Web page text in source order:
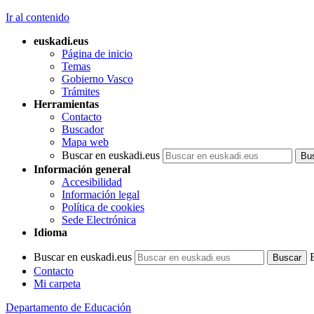
Ir al contenido
euskadi.eus
Página de inicio
Temas
Gobierno Vasco
Trámites
Herramientas
Contacto
Buscador
Mapa web
Buscar en euskadi.eus
Información general
Accesibilidad
Información legal
Política de cookies
Sede Electrónica
Idioma
Buscar en euskadi.eus
Contacto
Mi carpeta
Departamento de Educación